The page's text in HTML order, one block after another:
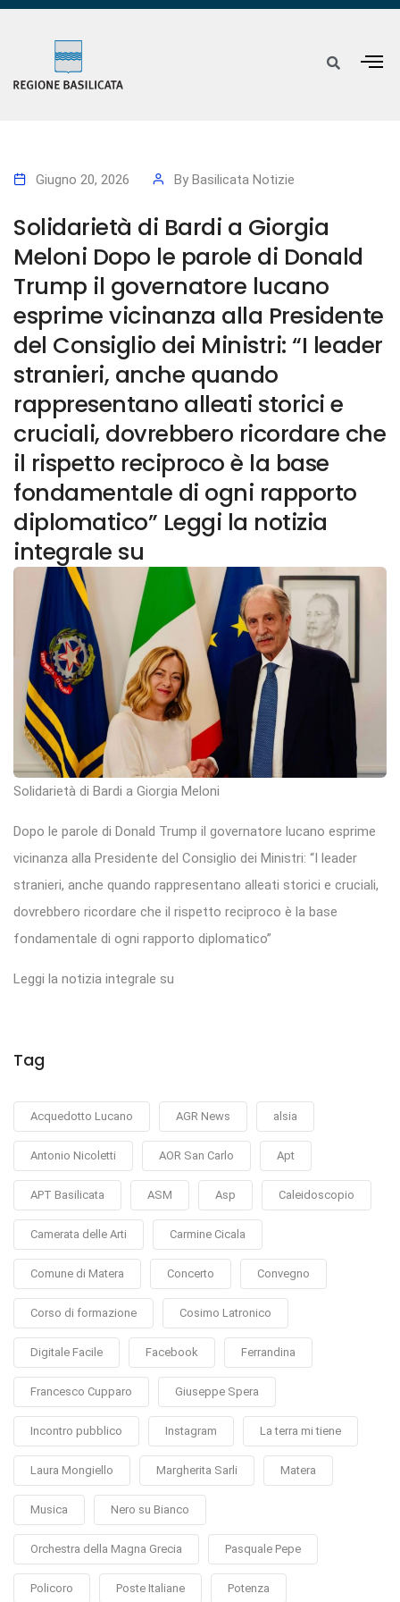
Giugno 20, 2026 By Basilicata Notizie
Solidarietà di Bardi a Giorgia
Meloni Dopo le parole di Donald
Trump il governatore lucano
esprime vicinanza alla Presidente
del Consiglio dei Ministri: “I leader
stranieri, anche quando
rappresentano alleati storici e
cruciali, dovrebbero ricordare che
il rispetto reciproco è la base
fondamentale di ogni rapporto
diplomatico” Leggi la notizia
integrale su
Solidarietà di Bardi a Giorgia Meloni
Dopo le parole di Donald Trump il governatore lucano esprime
vicinanza alla Presidente del Consiglio dei Ministri: “I leader
stranieri, anche quando rappresentano alleati storici e cruciali,
dovrebbero ricordare che il rispetto reciproco è la base
fondamentale di ogni rapporto diplomatico”
Leggi la notizia integrale su
Tag
Acquedotto Lucano AGR News alsia
Antonio Nicoletti AOR San Carlo Apt
APT Basilicata ASM Asp Caleidoscopio
Camerata delle Arti Carmine Cicala
Comune di Matera Concerto Convegno
Corso di formazione Cosimo Latronico
Digitale Facile Facebook Ferrandina
Francesco Cupparo Giuseppe Spera
Incontro pubblico Instagram La terra mi tiene
Laura Mongiello Margherita Sarli Matera
Musica Nero su Bianco
Orchestra della Magna Grecia Pasquale Pepe
Policoro Poste Italiane Potenza